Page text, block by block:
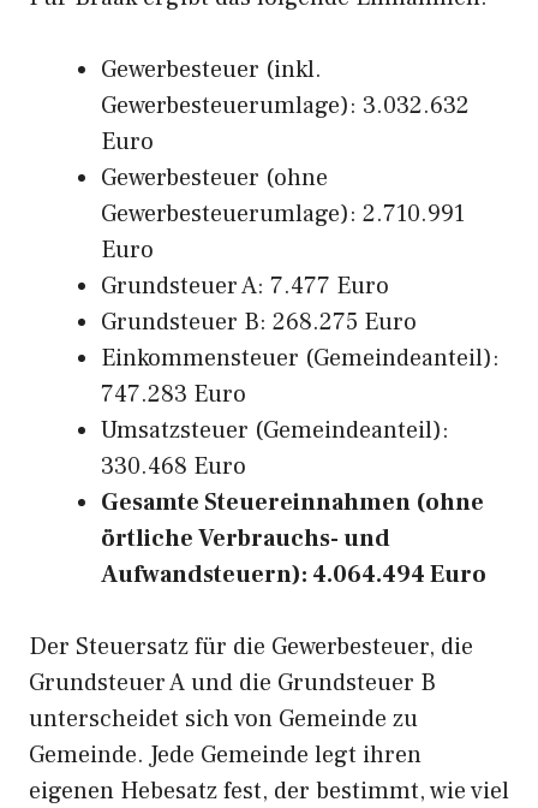
Gewerbesteuer (inkl.
Gewerbesteuerumlage): 3.032.632
Euro
Gewerbesteuer (ohne
Gewerbesteuerumlage): 2.710.991
Euro
Grundsteuer A: 7.477 Euro
Grundsteuer B: 268.275 Euro
Einkommensteuer (Gemeindeanteil):
747.283 Euro
Umsatzsteuer (Gemeindeanteil):
330.468 Euro
Gesamte Steuereinnahmen (ohne
örtliche Verbrauchs- und
Aufwandsteuern): 4.064.494 Euro
Der Steuersatz für die Gewerbesteuer, die
Grundsteuer A und die Grundsteuer B
unterscheidet sich von Gemeinde zu
Gemeinde. Jede Gemeinde legt ihren
eigenen Hebesatz fest, der bestimmt, wie viel